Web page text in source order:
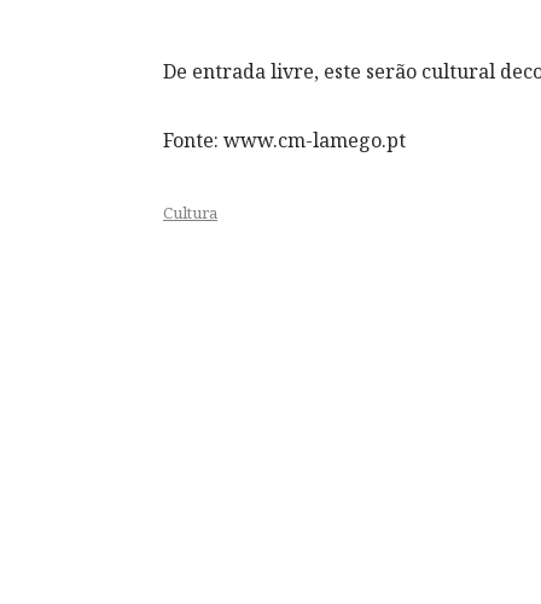
De entrada livre, este serão cultural
Fonte: www.cm-lamego.pt
Cultura